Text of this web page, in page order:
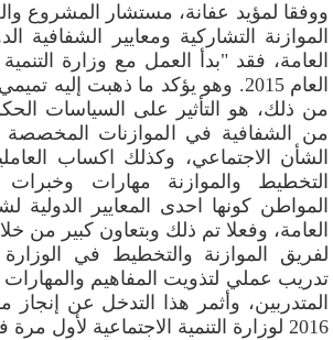
ووفقا لمؤيد عفانة، مستشار المشروع
الموازنة التشاركية ومعايير الشفافية
العامة، فقد "بدأ العمل مع وزارة
العام 2015. وهو يؤكد ما ذهبت إليه
من ذلك، هو التأثير على السياسات
من الشفافية في الموازنات المخصصة
الشأن الاجتماعي، وكذلك اكساب
التخطيط والموازنة مهارات وخبرات
المواطن كونها احدى المعايير الدولية
العامة، وفعلا تم ذلك وبتعاون كبير من
لفريق الموازنة والتخطيط في
تدريب عملي لتذويت المفاهيم
المتدربين، وأثمر هذا التدخل عن إنجاز
2016 لوزارة التنمية الاجتماعية لأول مرة في فلسطين".